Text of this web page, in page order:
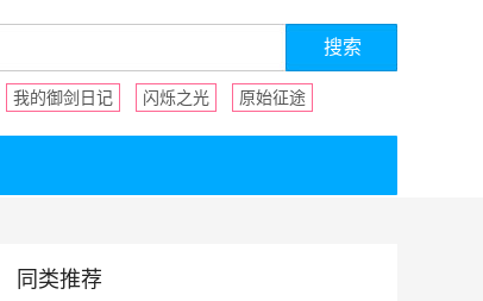
我的御剑日记 闪烁之光 原始征途
同类推荐